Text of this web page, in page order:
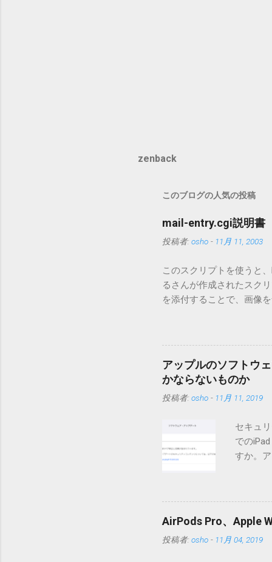
zenback
このブログの人気の投稿
mail-entry.cgi説明書
投稿者: osho - 11月 11, 2003
このスクリプトを使うと
るさんが作成されたスク
を添付することで、画像
す。 現在のバージョン
点が多いため、こちらに
は0.6.3をご利用ください
されてしまう不具合が存
entry.zipをダウンロードす
を見ると「_MACOSX」
うようです。）
バージョン番号と同じバ
一つずつ順に適用してい
目的となっています。
ール本文の1行目にauthor
定してください。使用す
応じて指定してください
アップルのソフトウ
かならないものか
投稿者: osho - 11月 11, 2019
セキュ
での
すか。
アップ
ださい
説明に
てきそ
分から
AirPods Pro、Apple
投稿者: osho - 11月 04, 2019